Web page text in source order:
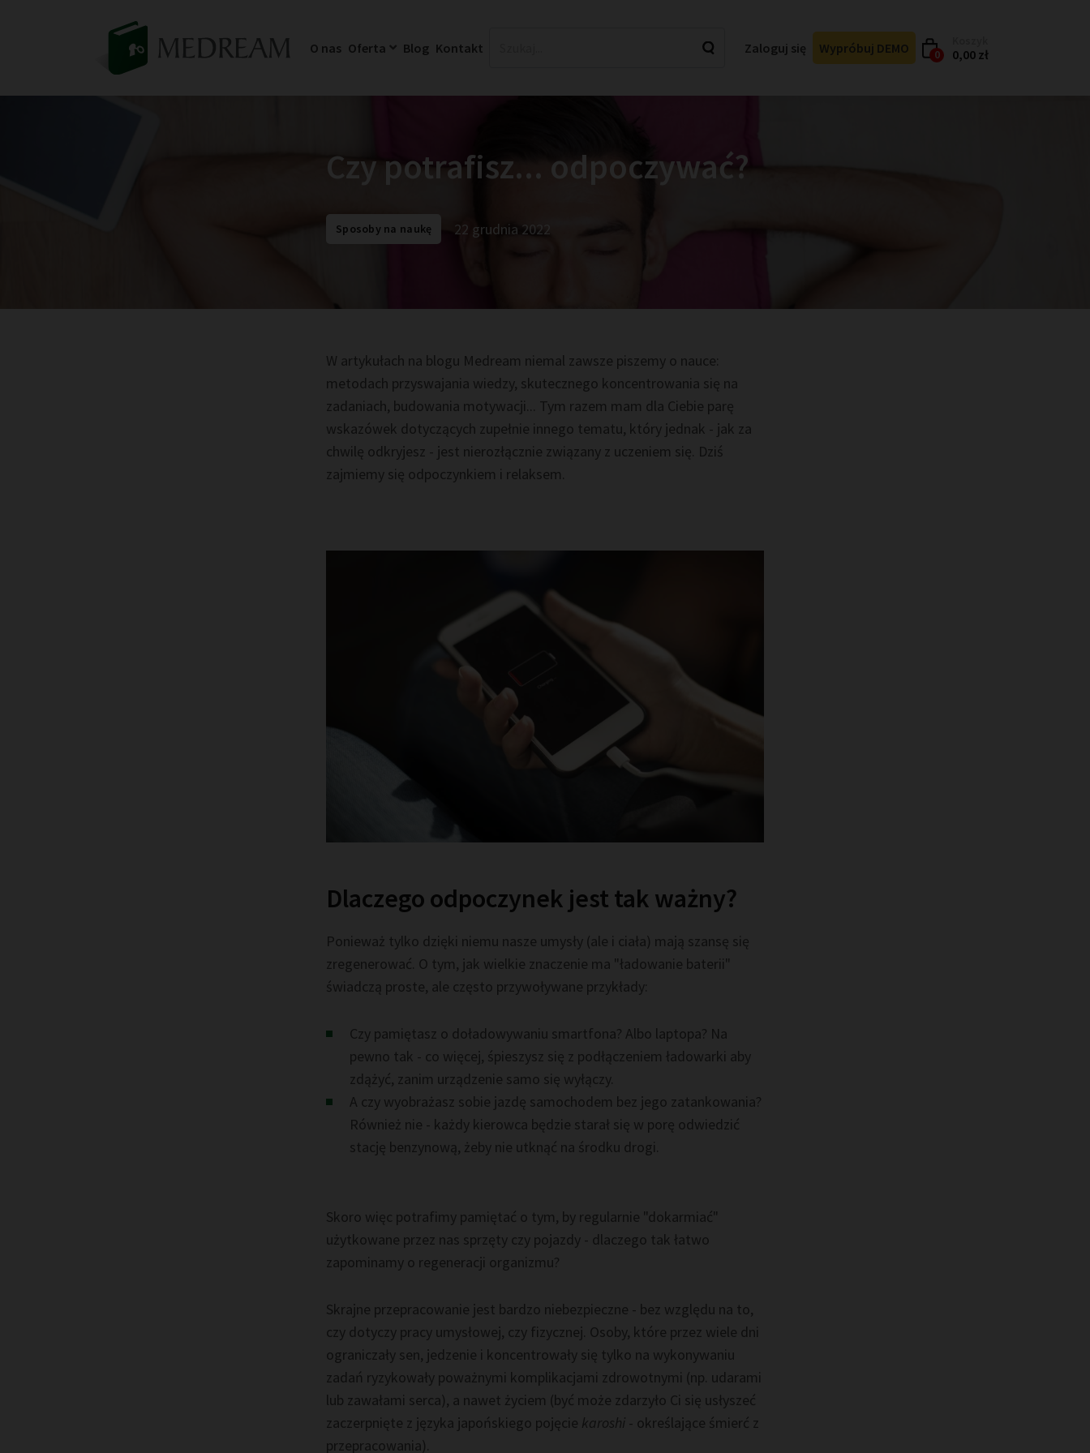
O nas Oferta Blog Kontakt Zaloguj się Wypróbuj DEMO 0 0,00 zł
Czy potrafisz... odpoczywać?
Sposoby na naukę 22 grudnia 2022
W artykułach na blogu Medream niemal zawsze piszemy o nauce:
metodach przyswajania wiedzy, skutecznego koncentrowania się na
zadaniach, budowania motywacji... Tym razem mam dla Ciebie parę
wskazówek dotyczących zupełnie innego tematu, który jednak - jak za
chwilę odkryjesz - jest nierozłącznie związany z uczeniem się. Dziś
zajmiemy się odpoczynkiem i relaksem.
Dlaczego odpoczynek jest tak ważny?
Ponieważ tylko dzięki niemu nasze umysły (ale i ciała) mają szansę się
zregenerować. O tym, jak wielkie znaczenie ma "ładowanie baterii"
świadczą proste, ale często przywoływane przykłady:
Czy pamiętasz o doładowywaniu smartfona? Albo laptopa? Na
pewno tak - co więcej, śpieszysz się z podłączeniem ładowarki aby
zdążyć, zanim urządzenie samo się wyłączy.
A czy wyobrażasz sobie jazdę samochodem bez jego zatankowania?
Również nie - każdy kierowca będzie starał się w porę odwiedzić
stację benzynową, żeby nie utknąć na środku drogi.
Skoro więc potrafimy pamiętać o tym, by regularnie "dokarmiać"
użytkowane przez nas sprzęty czy pojazdy - dlaczego tak łatwo
zapominamy o regeneracji organizmu?
Skrajne przepracowanie jest bardzo niebezpieczne - bez względu na to,
czy dotyczy pracy umysłowej, czy fizycznej. Osoby, które przez wiele dni
ograniczały sen, jedzenie i koncentrowały się tylko na wykonywaniu
zadań ryzykowały poważnymi komplikacjami zdrowotnymi (np. udarami
lub zawałami serca), a nawet życiem (być może zdarzyło Ci się usłyszeć
zaczerpnięte z języka japońskiego pojęcie karoshi - określające śmierć z
przepracowania).